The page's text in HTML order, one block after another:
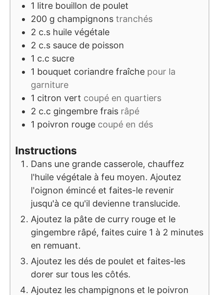
1 litre bouillon de poulet
200 g champignons tranchés
2 c.s huile végétale
2 c.s sauce de poisson
1 c.c sucre
1 bouquet coriandre fraîche pour la
garniture
1 citron vert coupé en quartiers
2 c.c gingembre frais râpé
1 poivron rouge coupé en dés
Instructions
Dans une grande casserole, chauffez
l'huile végétale à feu moyen. Ajoutez
l'oignon émincé et faites-le revenir
jusqu'à ce qu'il devienne translucide.
Ajoutez la pâte de curry rouge et le
gingembre râpé, faites cuire 1 à 2 minutes
en remuant.
Ajoutez les dés de poulet et faites-les
dorer sur tous les côtés.
Ajoutez les champignons et le poivron